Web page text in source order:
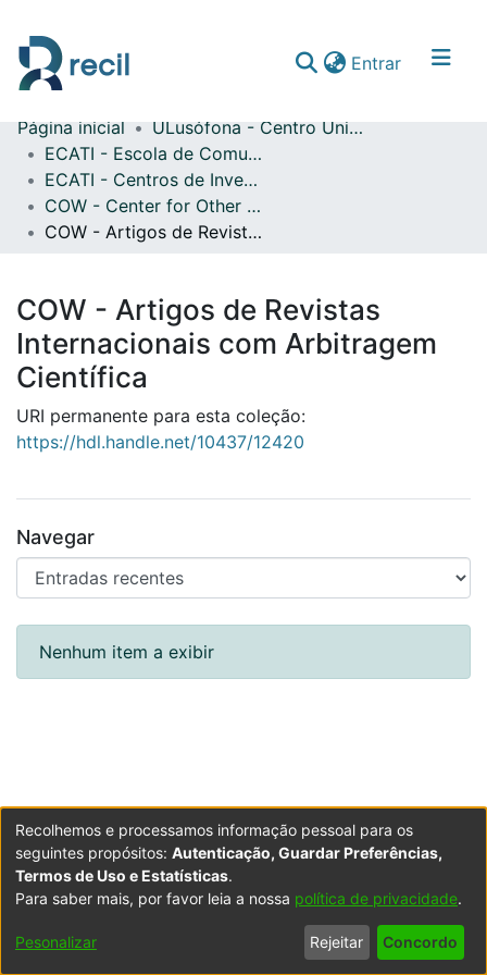
Entrar(current)
Comunidades & Coleções
Percorrer repositório
Estatísticas
Página inicial
ULusófona - Centro Universitário de Lisboa
ECATI - Escola de Comunicação, Arquitetura, Artes e Tecnologias da Informação
ECATI - Centros de Investigação
COW - Center for Other Worlds
COW - Artigos de Revistas Internacionais com Arbitragem Científica
COW - Artigos de Revistas
Internacionais com Arbitragem
Científica
URI permanente para esta coleção:
https://hdl.handle.net/10437/12420
Navegar
Entradas recentes
Nenhum item a exibir
Powered by DSpace Copyright © 2003-2026LYRASIS
Configurações
Política de
Privacidade
Termos
de Uso
Contacte-
nos
Recolhemos e processamos informação pessoal para os
seguintes propósitos: Autenticação, Guardar Preferências,
Termos de Uso e Estatísticas.
Para saber mais, por favor leia a nossa política de privacidade.
Pesonalizar Rejeitar Concordo